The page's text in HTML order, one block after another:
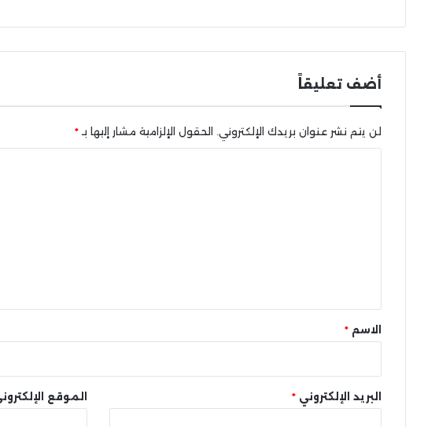
أضف تعليقاً
لن يتم نشر عنوان بريدك الإلكتروني. الحقول الإلزامية مشار إليها بـ *
*الاسم *
البريد الإلكتروني * الموقع